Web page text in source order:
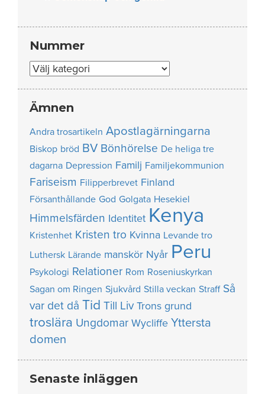
Nummer
Nummer
Ämnen
Andra trosartikeln Apostlagärningarna
Biskop bröd BV Bönhörelse De heliga tre
dagarna Depression Familj Familjekommunion
Fariseism Filipperbrevet Finland
Försanthållande God Golgata Hesekiel
Himmelsfärden Identitet Kenya
Kristenhet Kristen tro Kvinna Levande tro
Luthersk Lärande manskör Nyår Peru
Psykologi Relationer Rom Roseniuskyrkan
Sagan om Ringen Sjukvård Stilla veckan Straff Så
var det då Tid Till Liv Trons grund
troslära Ungdomar Wycliffe Yttersta
domen
Senaste inläggen